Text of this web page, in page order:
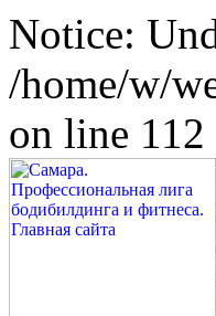
Notice:
/home/w/
on line 112